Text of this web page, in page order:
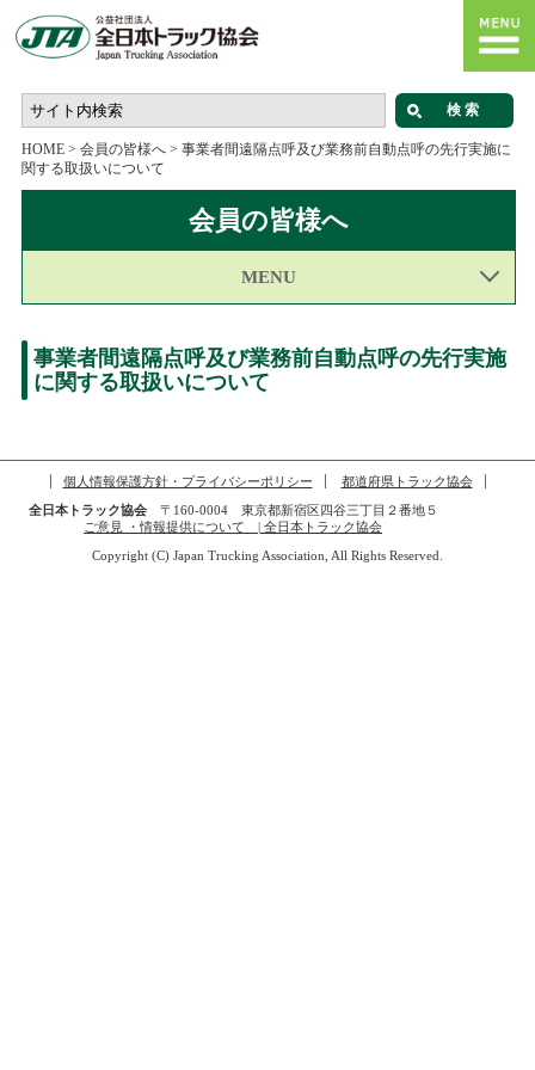
HOME> 会員の皆様へ> 事業者間遠隔点呼及び業務前自動点呼の先行実施に
関する取扱いについて
会員の皆様へ
MENU
事業者間遠隔点呼及び業務前自動点呼の先行実施
に関する取扱いについて
個人情報保護方針・プライバシーポリシー
都道府県トラック協会
全日本トラック協会〒160-0004 東京都新宿区四谷三丁目２番地５
ご意見 ・情報提供について | 全日本トラック協会
Copyright (C) Japan Trucking Association, All Rights Reserved.